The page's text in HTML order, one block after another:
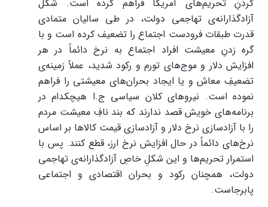
کردنِ تحریم‌های آمریکا فراهم کرده است. شکل
آزادگذارانه‌ی تهاجمی دولت، در طی سالیان متمادی
قدرت طبقات فرودست اجتماع را تضعیف کرده است و با
گره زدنِ معیشت افراد اجتماع به نرخ دائماً در هر
افزایش دلار و موج‌های تورم و رکود شدید، عملاً زمینه‌ی
تضعیفِ معاش و یا ایجاد بحران‌های معیشتی را فراهم
نموده است. نیروهای کلان سیاسی ج.ا هیچکدام در
برنامه‌های خویش قصد ندارند که بند نافِ معیشت مردم
را با آزادسازی نرخ دلار و آزادسازی قیمت کالاها بر اساس
نرخ‌های دائماً در حال افزایش نرخ ارز، قطع کنند. پس با
استمرار تحریم‌ها و این شکلِ خاصِ آزادگذارانه‌ی تهاجمی
دولت، همچنان رکود و بحران اقتصادی و اجتماعی
پابرجاست.